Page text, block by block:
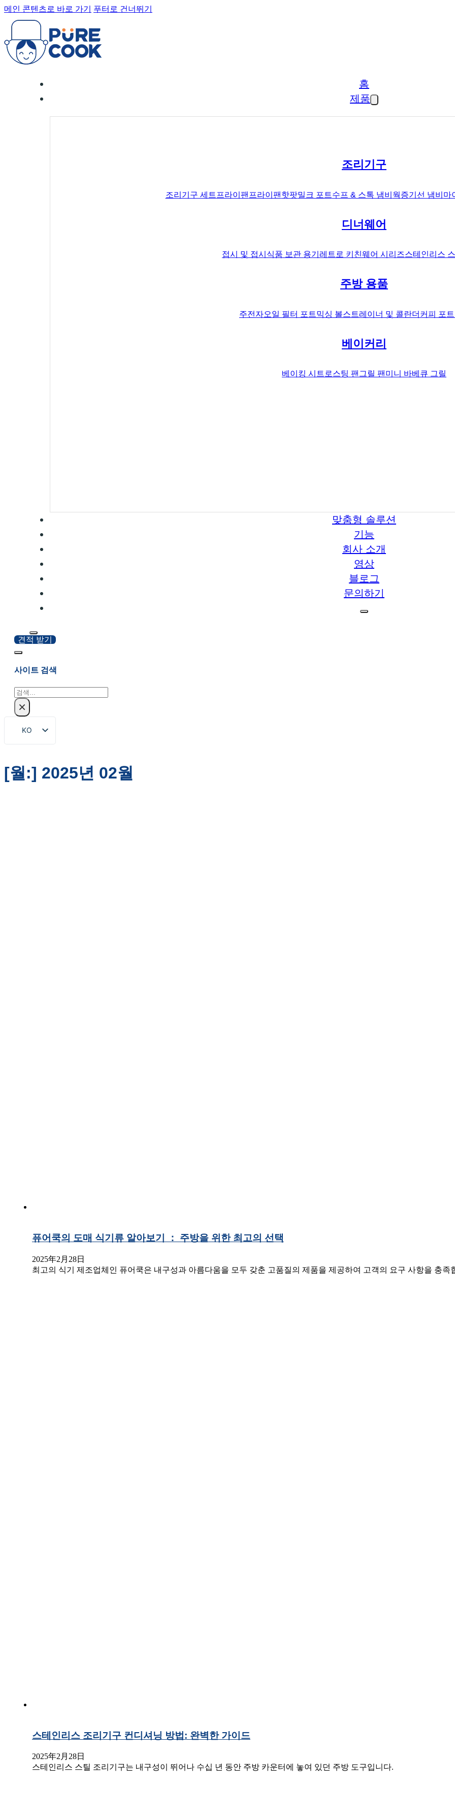
메인 콘텐츠로 바로 가기 푸터로 건너뛰기
홈
제품
조리기구
조리기구 세트 프라이팬 프라이팬 핫팟밀크 포트수프 & 스톡 냄비 웍증기선 냄비 마
디너웨어
접시 및 접시 식품 보관 용기 레트로 키친웨어 시리즈스테인리스
주방 용품
주전자오일 필터 포트믹싱 볼스트레이너 및 콜란더 커피 포
베이커리
베이킹 시트 로스팅 팬 그릴 팬 미니 바베큐 그릴
맞춤형 솔루션
기능
회사 소개
영상
블로그
문의하기
견적 받기
사이트 검색
검
색×
KO
EN
ZH
FR
[월:] 2025년 02월
퓨어쿡의 도매 식기류 알아보기 ： 주방을 위한 최고의 선택
2025年2月28日
최고의 식기 제조업체인 퓨어쿡은 내구성과 아름다움을 모두 갖춘 고품질의 제품을 제공하여 고객의 요구 사항을 충족
스테인리스 조리기구 컨디셔닝 방법: 완벽한 가이드
2025年2月28日
스테인리스 스틸 조리기구는 내구성이 뛰어나 수십 년 동안 주방 카운터에 놓여 있던 주방 도구입니다.